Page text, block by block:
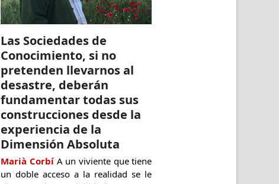
Las Sociedades de
Conocimiento, si no
pretenden llevarnos al
desastre, deberán
fundamentar todas sus
construcciones desde la
experiencia de la
Dimensión Absoluta
Marià Corbí A un viviente que tiene
un doble acceso a la realidad se le